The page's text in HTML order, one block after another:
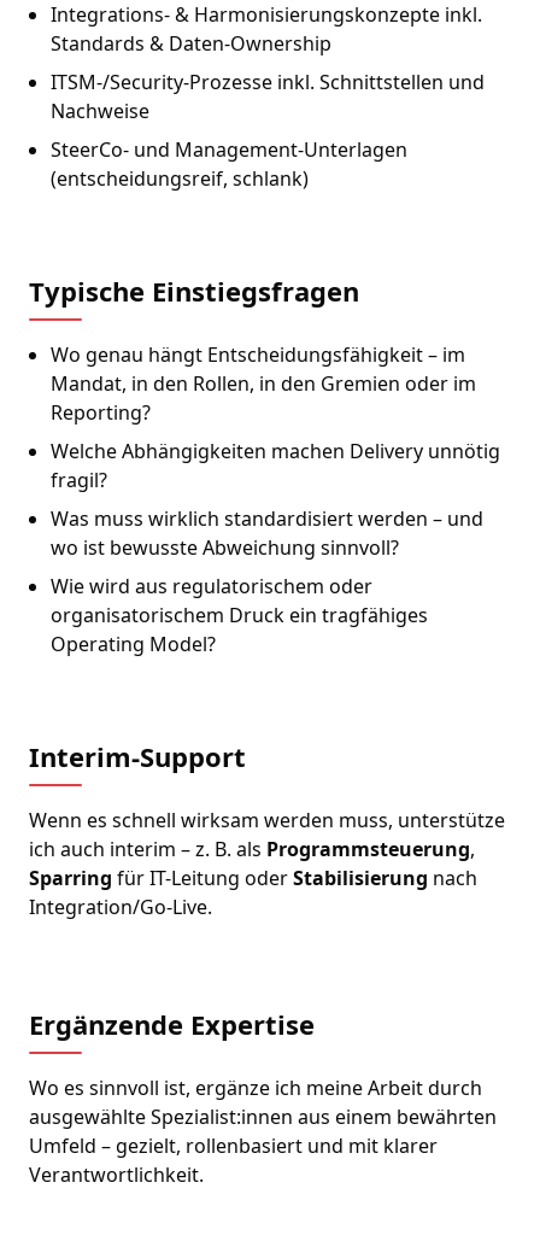
Integrations- & Harmonisierungskonzepte inkl.
Standards & Daten-Ownership
ITSM-/Security-Prozesse inkl. Schnittstellen und
Nachweise
SteerCo- und Management-Unterlagen
(entscheidungsreif, schlank)
Typische Einstiegsfragen
Wo genau hängt Entscheidungsfähigkeit – im
Mandat, in den Rollen, in den Gremien oder im
Reporting?
Welche Abhängigkeiten machen Delivery unnötig
fragil?
Was muss wirklich standardisiert werden – und
wo ist bewusste Abweichung sinnvoll?
Wie wird aus regulatorischem oder
organisatorischem Druck ein tragfähiges
Operating Model?
Interim-Support
Wenn es schnell wirksam werden muss, unterstütze
ich auch interim – z. B. als Programmsteuerung,
Sparring für IT-Leitung oderStabilisierung nach
Integration/Go-Live.
Ergänzende Expertise
Wo es sinnvoll ist, ergänze ich meine Arbeit durch
ausgewählte Spezialist:innen aus einem bewährten
Umfeld – gezielt, rollenbasiert und mit klarer
Verantwortlichkeit.